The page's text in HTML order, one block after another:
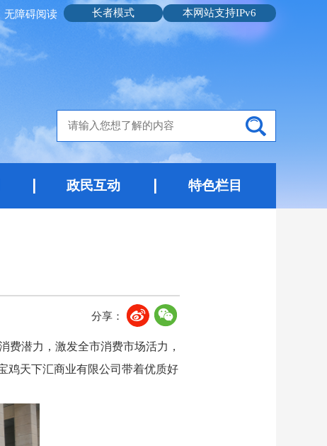
本网站支持IPv6
长者模式
无障碍阅读
政民互动 特色栏目
分享：
费潜力，激发全市消费市场活力，
鸡天下汇商业有限公司带着优质好